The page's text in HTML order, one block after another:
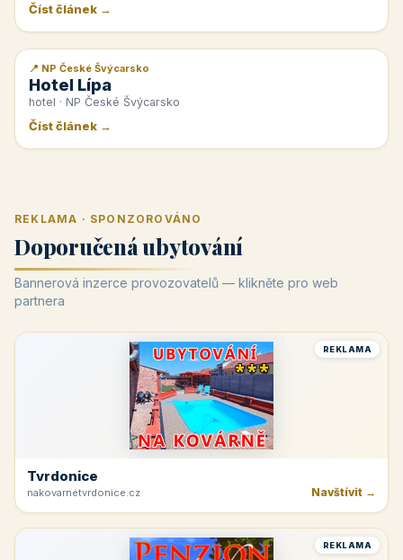
Číst článek →
📰 PR článek
📍 NP České Švýcarsko
Hotel Lípa
hotel · NP České Švýcarsko
Číst článek →
REKLAMA · SPONZOROVÁNO
Doporučená ubytování
Bannerová inzerce provozovatelů — klikněte pro web
partnera
REKLAMA
Tvrdonice
nakovarnetvrdonice.cz Navštívit →
REKLAMA